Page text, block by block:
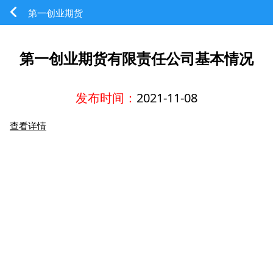
第一创业期货
第一创业期货有限责任公司基本情况
发布时间： 2021-11-08
查看详情